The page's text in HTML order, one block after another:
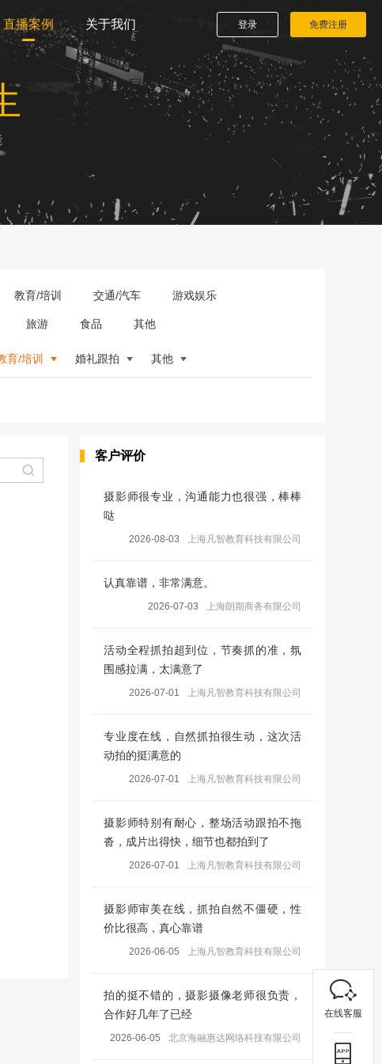
直播案例 关于我们 登录 免费注册
教育/培训 交通/汽车 游戏娱乐
旅游 食品 其他
育/培训 婚礼跟拍 其他
客户评价
摄影师很专业，沟通能力也很强，棒棒
哒
2026-08-03 上海凡智教育科技有限公司
认真靠谱，非常满意。
2026-07-03 上海朗期商务有限公司
活动全程抓拍超到位，节奏抓的准，氛
围感拉满，太满意了
2026-07-01 上海凡智教育科技有限公司
专业度在线，自然抓拍很生动，这次活
动拍的挺满意的
2026-07-01 上海凡智教育科技有限公司
摄影师特别有耐心，整场活动跟拍不拖
沓，成片出得快，细节也都拍到了
2026-07-01 上海凡智教育科技有限公司
摄影师审美在线，抓拍自然不僵硬，性
价比很高，真心靠谱
2026-06-05 上海凡智教育科技有限公司
拍的挺不错的，摄影摄像老师很负责，
合作好几年了已经
2026-06-05 北京海融惠达网络科技有限公司
在线客服